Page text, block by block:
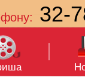
32-